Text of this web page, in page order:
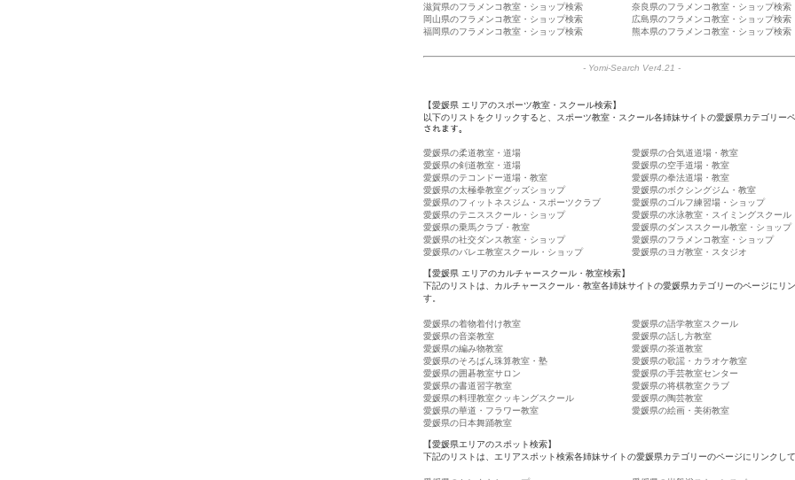
滋賀県のフラメンコ教室・ショップ検索
奈良県のフラメンコ教室・ショップ検索
岡山県のフラメンコ教室・ショップ検索
広島県のフラメンコ教室・ショップ検索
福岡県のフラメンコ教室・ショップ検索
熊本県のフラメンコ教室・ショップ検索
- Yomi-Search Ver4.21 -
【愛媛県 エリアのスポーツ教室・スクール検索】
以下のリストをクリックすると、スポーツ教室・スクール各姉妹サイトの愛媛県カテゴリー
されます。
愛媛県の柔道教室・道場
愛媛県の合気道道場・教室
愛媛県の剣道教室・道場
愛媛県の空手道場・教室
愛媛県のテコンドー道場・教室
愛媛県の拳法道場・教室
愛媛県の太極拳教室グッズショップ
愛媛県のボクシングジム・教室
愛媛県のフィットネスジム・スポーツクラブ
愛媛県のゴルフ練習場・ショップ
愛媛県のテニススクール・ショップ
愛媛県の水泳教室・スイミングスクール
愛媛県の乗馬クラブ・教室
愛媛県のダンススクール教室・ショップ
愛媛県の社交ダンス教室・ショップ
愛媛県のフラメンコ教室・ショップ
愛媛県のバレエ教室スクール・ショップ
愛媛県のヨガ教室・スタジオ
【愛媛県 エリアのカルチャースクール・教室検索】
下記のリストは、カルチャースクール・教室各姉妹サイトの愛媛県カテゴリーのページにリ
す。
愛媛県の着物着付け教室
愛媛県の語学教室スクール
愛媛県の音楽教室
愛媛県の話し方教室
愛媛県の編み物教室
愛媛県の茶道教室
愛媛県のそろばん珠算教室・塾
愛媛県の歌謡・カラオケ教室
愛媛県の囲碁教室サロン
愛媛県の手芸教室センター
愛媛県の書道習字教室
愛媛県の将棋教室クラブ
愛媛県の料理教室クッキングスクール
愛媛県の陶芸教室
愛媛県の華道・フラワー教室
愛媛県の絵画・美術教室
愛媛県の日本舞踊教室
【愛媛県エリアのスポット検索】
下記のリストは、エリアスポット検索各姉妹サイトの愛媛県カテゴリーのページにリンクして